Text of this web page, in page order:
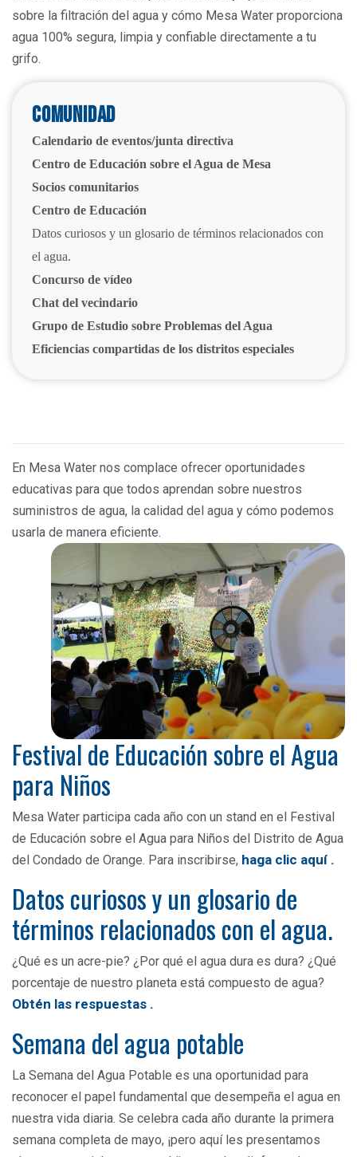
sobre la filtración del agua y cómo Mesa Water proporciona
agua 100% segura, limpia y confiable directamente a tu
grifo.
Comunidad
Calendario de eventos/junta directiva
Centro de Educación sobre el Agua de Mesa
Socios comunitarios
Centro de Educación
Datos curiosos y un glosario de términos relacionados con
el agua.
Concurso de vídeo
Chat del vecindario
Grupo de Estudio sobre Problemas del Agua
Eficiencias compartidas de los distritos especiales
En Mesa Water nos complace ofrecer oportunidades
educativas para que todos aprendan sobre nuestros
suministros de agua, la calidad del agua y cómo podemos
usarla de manera eficiente.
Festival de Educación sobre el Agua
para Niños
Mesa Water participa cada año con un stand en el Festival
de Educación sobre el Agua para Niños del Distrito de Agua
del Condado de Orange. Para inscribirse, haga clic aquí .
Datos curiosos y un glosario de
términos relacionados con el agua.
¿Qué es un acre-pie? ¿Por qué el agua dura es dura? ¿Qué
porcentaje de nuestro planeta está compuesto de agua?
Obtén las respuestas .
Semana del agua potable
La Semana del Agua Potable es una oportunidad para
reconocer el papel fundamental que desempeña el agua en
nuestra vida diaria. Se celebra cada año durante la primera
semana completa de mayo, ¡pero aquí les presentamos